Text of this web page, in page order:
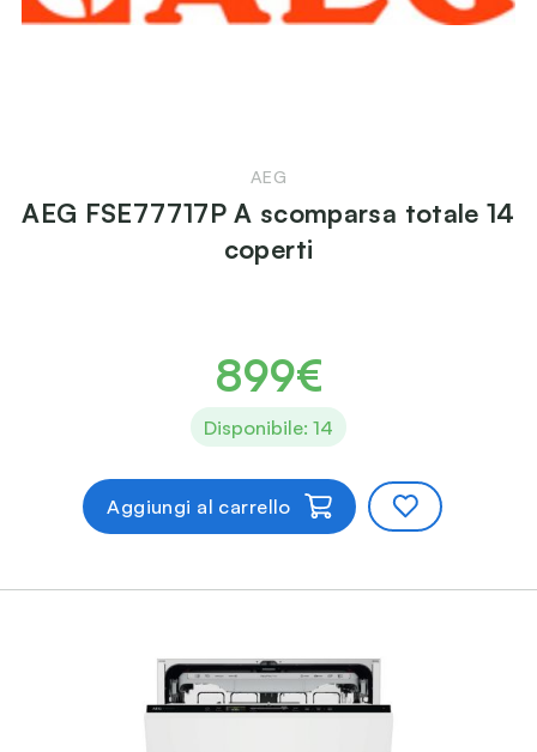
AEG
AEG FSE77717P A scomparsa totale 14
coperti
899€
Disponibile: 14
Aggiungi al carrello